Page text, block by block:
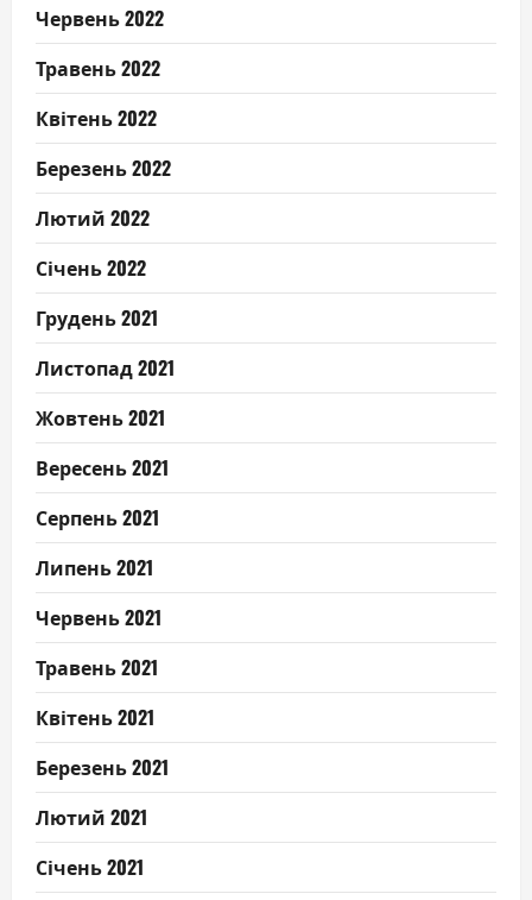
Червень 2022
Травень 2022
Квітень 2022
Березень 2022
Лютий 2022
Січень 2022
Грудень 2021
Листопад 2021
Жовтень 2021
Вересень 2021
Серпень 2021
Липень 2021
Червень 2021
Травень 2021
Квітень 2021
Березень 2021
Лютий 2021
Січень 2021